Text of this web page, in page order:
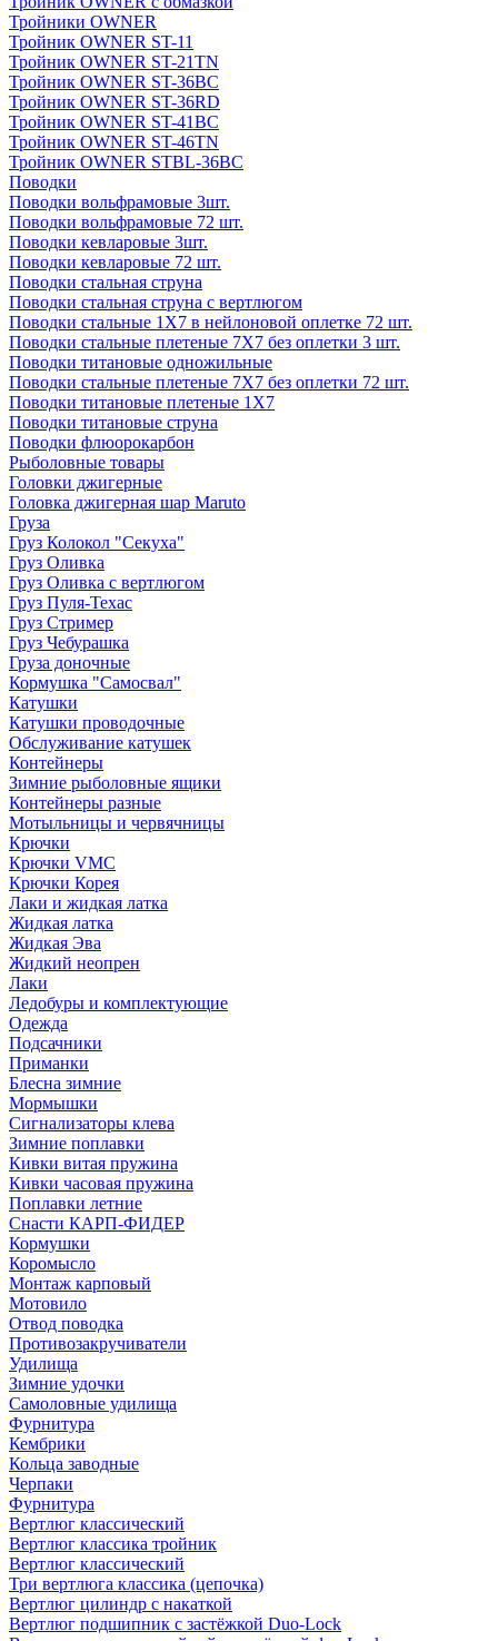
Тройники OWNER
Тройник OWNER ST-11
Тройник OWNER ST-21TN
Тройник OWNER ST-36BC
Тройник OWNER ST-36RD
Тройник OWNER ST-41BC
Тройник OWNER ST-46TN
Тройник OWNER STBL-36BC
Поводки
Поводки вольфрамовые 3шт.
Поводки вольфрамовые 72 шт.
Поводки кевларовые 3шт.
Поводки кевларовые 72 шт.
Поводки стальная струна
Поводки стальная струна с вертлюгом
Поводки стальные 1X7 в нейлоновой оплетке 72 шт.
Поводки стальные плетеные 7X7 без оплетки 3 шт.
Поводки титановые одножильные
Поводки стальные плетеные 7X7 без оплетки 72 шт.
Поводки титановые плетеные 1X7
Поводки титановые струна
Поводки флюорокарбон
Рыболовные товары
Головки джигерные
Головка джигерная шар Maruto
Груза
Груз Колокол "Секуха"
Груз Оливка
Груз Оливка с вертлюгом
Груз Пуля-Техас
Груз Стример
Груз Чебурашка
Груза доночные
Кормушка "Самосвал"
Катушки
Катушки проводочные
Обслуживание катушек
Контейнеры
Зимние рыболовные ящики
Контейнеры разные
Мотыльницы и червячницы
Крючки
Крючки VMC
Крючки Корея
Лаки и жидкая латка
Жидкая латка
Жидкая Эва
Жидкий неопрен
Лаки
Ледобуры и комплектующие
Одежда
Подсачники
Приманки
Блесна зимние
Мормышки
Сигнализаторы клева
Зимние поплавки
Кивки витая пружина
Кивки часовая пружина
Поплавки летние
Снасти КАРП-ФИДЕР
Кормушки
Коромысло
Монтаж карповый
Мотовило
Отвод поводка
Противозакручиватели
Удилища
Зимние удочки
Самоловные удилища
Фурнитура
Кембрики
Кольца заводные
Черпаки
Фурнитура
Вертлюг классический
Вертлюг классика тройник
Вертлюг классический
Три вертлюга классика (цепочка)
Вертлюг цилиндр с накаткой
Вертлюг подшипник с застёжкой Duo-Lock